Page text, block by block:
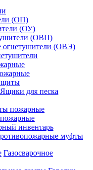
(ОП)
(ОУ)
(ОВП)
огнетушители (ОВЭ)
Ящики для песка
пожарные
инвентарь
муфты
Газосварочное